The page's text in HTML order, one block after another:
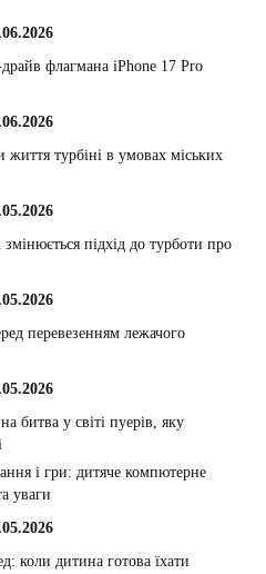
флагмана iPhone 17 Pro
турбіні в умовах міських
підхід до турботи про
перевезенням лежачого
у світі пуерів, яку
і гри: дитяче компютерне
уваги
коли дитина готова їхати